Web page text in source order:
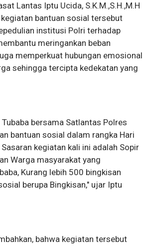
Lantas Iptu Ucida, S.K.M.,S.H.,M.H
bantuan sosial tersebut
institusi Polri terhadap
meringankan beban
memperkuat hubungan emosional
sehingga tercipta kedekatan yang
bersama Satlantas Polres
bantuan sosial dalam rangka Hari
kegiatan kali ini adalah Sopir
Warga masyarakat yang
Kurang lebih 500 bingkisan
berupa Bingkisan," ujar Iptu
bahwa kegiatan tersebut